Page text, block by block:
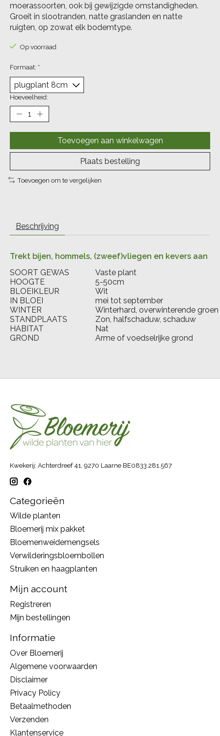
moerassoorten, ook bij gewijzigde omstandigheden.
Groeit in slootranden, natte graslanden en natte
ruigten, op zowat elk bodemtype.
Op voorraad
Formaat: *
Hoeveelheid:
Toevoegen aan winkelwagen
Plaats bestelling
Toevoegen om te vergelijken
Beschrijving
Trekt bijen, hommels, (zweef)vliegen en kevers aan
SOORT GEWAS
Vaste plant
HOOGTE
5-50cm
BLOEIKLEUR
Wit
IN BLOEI
mei tot september
WINTER
Winterhard, overwinterende groen
STANDPLAATS
Zon, halfschaduw, schaduw
HABITAT
Nat
GROND
Arme of voedselrijke grond
Kwekerij: Achterdreef 41, 9270 Laarne BE0833.281.567
Categorieën
Wilde planten
Bloemerij mix pakket
Bloemenweidemengsels
Verwilderingsbloembollen
Struiken en haagplanten
Mijn account
Registreren
Mijn bestellingen
Informatie
Over Bloemerij
Algemene voorwaarden
Disclaimer
Privacy Policy
Betaalmethoden
Verzenden
Klantenservice